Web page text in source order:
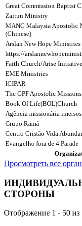
Great Commission Baptist
Zaitun Ministry
MANC Malaysia Apostolic
(Chinese)
Arslan New Hope Ministries
https://
Faith Church/Arise Initiative
EME Ministries
ICIPAR
The GPF Apostolic
Book Of Life(BOL)Church
Agência missionária imersos
Grupo Ramá
Centro Cristão Vida
Evangelho fora de 4 Parade
Просмотреть все
СТОРОНЫ
Отображение 1 - 50 из